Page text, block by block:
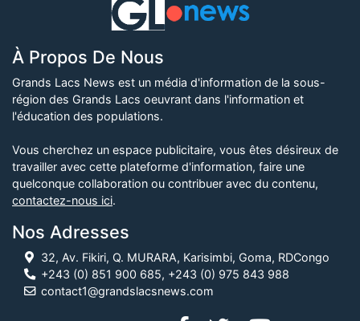
À Propos De Nous
Grands Lacs News est un média d'information de la sous-
région des Grands Lacs oeuvrant dans l'information et
l'éducation des populations.
Vous cherchez un espace publicitaire, vous êtes désireux de
travailler avec cette plateforme d'information, faire une
quelconque collaboration ou contribuer avec du contenu,
contactez-nous ici.
Nos Adresses
32, Av. Fikiri, Q. MURARA, Karisimbi, Goma, RDCongo
+243 (0) 851 900 685, +243 (0) 975 843 988
contact1@grandslacsnews.com